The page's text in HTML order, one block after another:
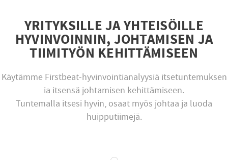
YRITYKSILLE JA YHTEISÖILLE
HYVINVOINNIN, JOHTAMISEN JA
TIIMITYÖN KEHITTÄMISEEN
Käytämme Firstbeat-hyvinvointianalyysiä itsetuntemuksen
ia itsensä johtamisen kehittämiseen.
Tuntemalla itsesi hyvin, osaat myös johtaa ja luoda
huipputiimejä.